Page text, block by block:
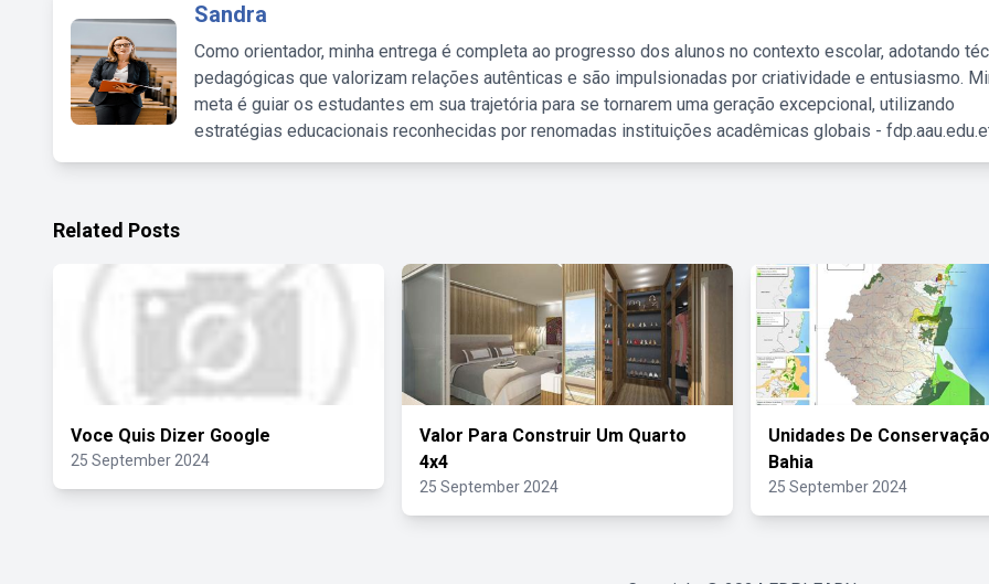
Sandra
Como orientador, minha entrega é completa ao progresso dos alunos no contexto escolar, adotando
pedagógicas que valorizam relações autênticas e são impulsionadas por criatividade e entusiasmo.
meta é guiar os estudantes em sua trajetória para se tornarem uma geração excepcional, utilizando
estratégias educacionais reconhecidas por renomadas instituições acadêmicas globais -
Related Posts
Voce Quis Dizer Google
25 September 2024
Valor Para Construir Um Quarto
4x4
25 September 2024
Unidades De
Bahia
25 September 2024